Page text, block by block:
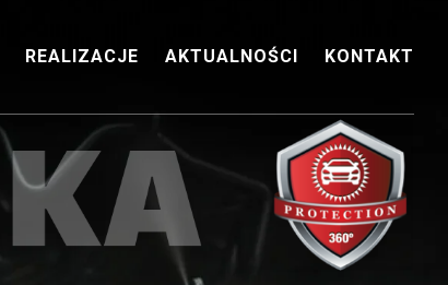
REALIZACJE AKTUALNOŚCI KONTAKT